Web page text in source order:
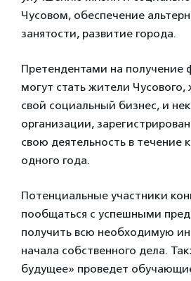
Чусовом, обеспечение
занятости, развитие города.
Претендентами на получение
могут стать жители
свой социальный бизнес, и
организации,
свою деятельность в течение
одного года.
Потенциальные участники
пообщаться с успешными
получить всю необходимую
начала собственного дела.
будущее» проведет